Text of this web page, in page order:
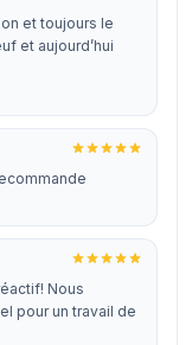
et toujours le
et aujourd’hui
Nous
pour un travail de